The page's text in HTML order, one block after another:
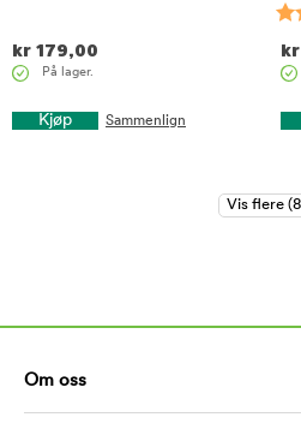
kr 179,00
På lager.
Kjøp Sammenlign
kr
Om oss